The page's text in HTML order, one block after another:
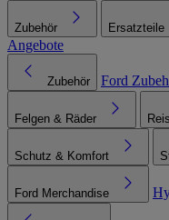
Zubehör Ersatzteile
Angebote
Zubehör Ford
Felgen & Räder
Schutz & Komfort
Ford Merchandise